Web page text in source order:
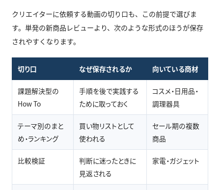
クリエイターに依頼する動画の切り口も、この前提で選びま
す。単発の新商品レビューより、次のような形式のほうが保存
されやすくなります。
切り口 なぜ保存されるか 向いている商材
課題解決型の
How To
手順を後で実践する
ために取っておく
コスメ・日用品・
調理器具
テーマ別のまと
め・ランキング
買い物リストとして
使われる
セール期の複数
商品
比較検証
判断に迷ったときに
見返される
家電・ガジェット